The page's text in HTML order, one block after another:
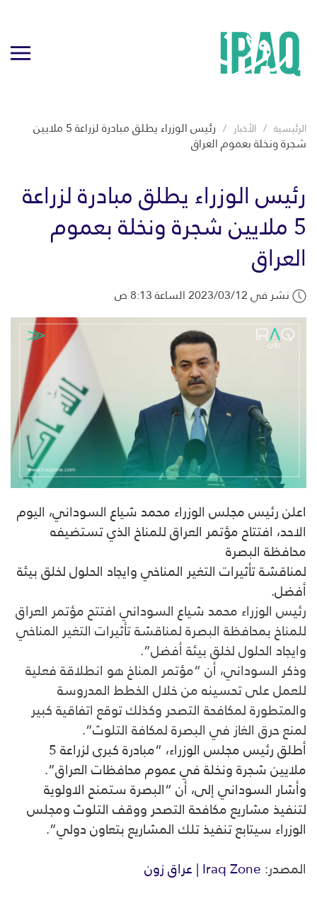
الرئيسية الأخبار رئيس الوزراء يطلق مبادرة لزراعة 5 ملايين
شجرة ونخلة بعموم العراق
رئيس الوزراء يطلق مبادرة لزراعة
5 ملايين شجرة ونخلة بعموم
العراق
نشر في 2023/03/12 الساعة 8:13 ص
اعلن رئيس مجلس الوزراء محمد شياع السوداني، اليوم
الاحد، افتتاح مؤتمر العراق للمناخ الذي تستضيفه
محافظة البصرة
لمناقشة تأثيرات التغير المناخي وايجاد الحلول لخلق بيئة
أفضل.
رئيس الوزراء محمد شياع السوداني افتتح مؤتمر العراق
للمناخ بمحافظة البصرة لمناقشة تأثيرات التغير المناخي
وايجاد الحلول لخلق بيئة أفضل”.
وذكر السوداني، أن “مؤتمر المناخ هو انطلاقة فعلية
للعمل على تحسينه من خلال الخطط المدروسة
والمتطورة لمكافحة التصحر وكذلك توقع اتفاقية كبير
لمنع حرق الغاز في البصرة لمكافة التلوث”.
أطلق رئيس مجلس الوزراء، “مبادرة كبرى لزراعة 5
ملايين شجرة ونخلة في عموم محافظات العراق”.
وأشار السوداني إلى، أن “البصرة ستمنح الاولوية
لتنفيذ مشاريع مكافحة التصحر ووقف التلوث ومجلس
الوزراء سيتابع تنفيذ تلك المشاريع بتعاون دولي”.
المصدر:Iraq Zone | عراق زون